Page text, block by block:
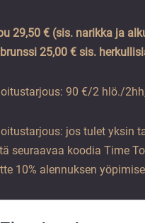
29,50 € (sis. narikka ja
25,00 € sis.
90 €/2 hlö./
jos tulet yksin
seuraavaa koodia Time
10% alennuksen